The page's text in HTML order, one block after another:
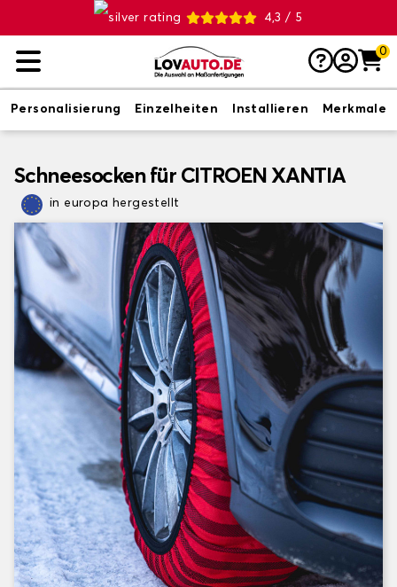
4,3 / 5
0
Personalisierung Einzelheiten Installieren Merkmale
Schneesocken für CITROEN XANTIA
in europa hergestellt